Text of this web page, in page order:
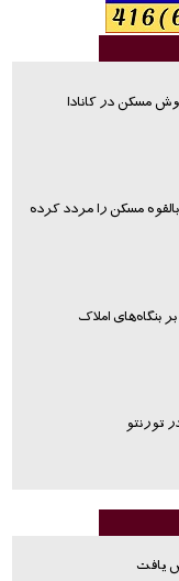
مسکن در کانادا
مسکن را مردد کرده
بنگاه‌های املاک
یافت